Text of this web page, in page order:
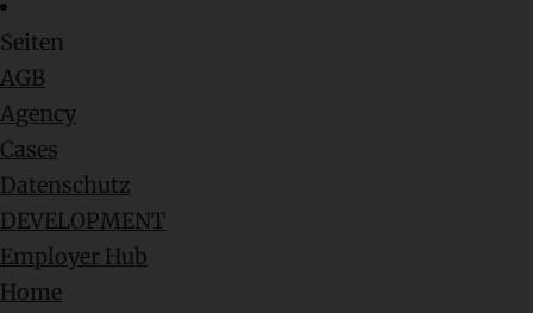
Seiten
AGB
Agency
Cases
Datenschutz
DEVELOPMENT
Employer Hub
Home